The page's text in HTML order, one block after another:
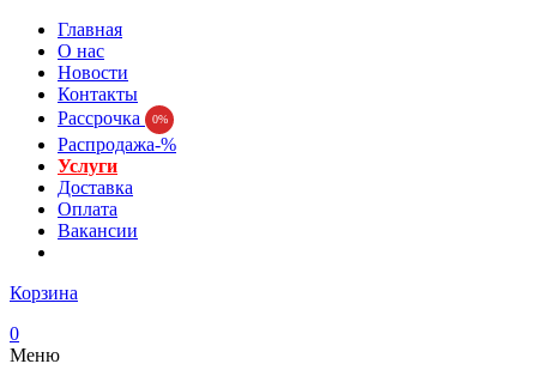
Главная
О нас
Новости
Контакты
Рассрочка
0%
Распродажа-%
Услуги
Доставка
Оплата
Вакансии
Корзина
0
Меню